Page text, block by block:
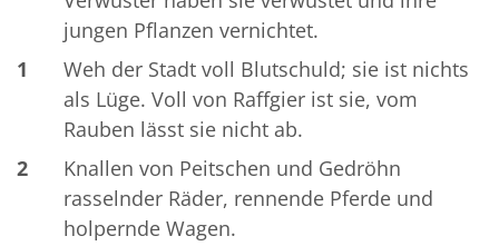
jungen Pflanzen vernichtet.
1
Weh der Stadt voll Blutschuld; sie ist nichts
als Lüge. Voll von Raffgier ist sie, vom
Rauben lässt sie nicht ab.
2
Knallen von Peitschen und Gedröhn
rasselnder Räder, rennende Pferde und
holpernde Wagen.